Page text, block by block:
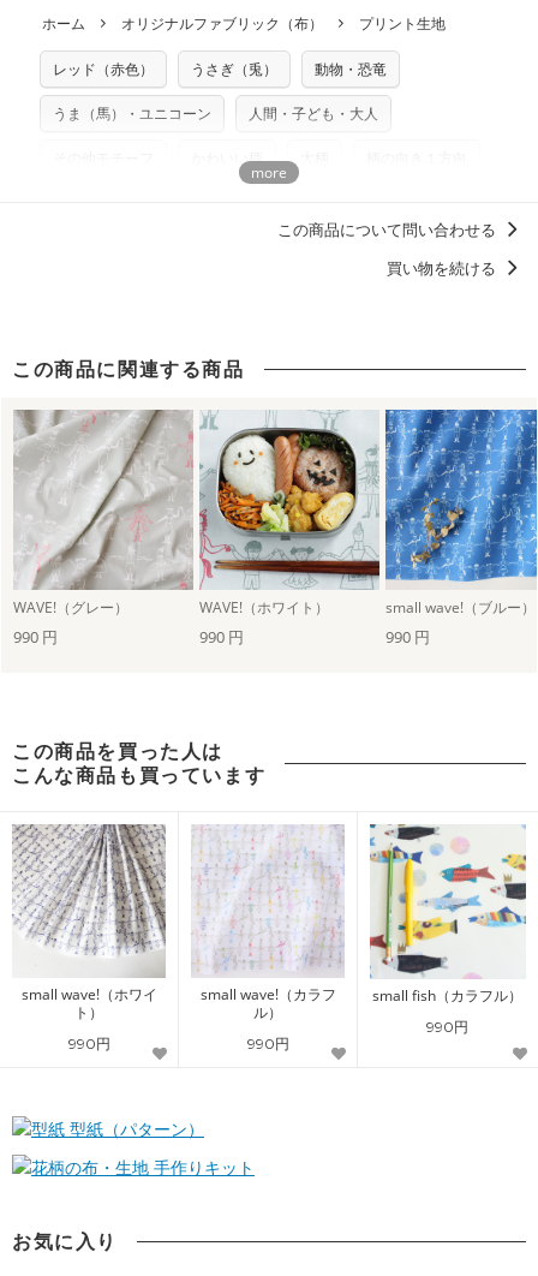
※カットを希望の方は備考欄に「50cmずつカット希望」など
ご記載ください（50cm単位でのカットのみ）
プリント布の仕様についてもっと詳しく見る
※配送日のご指定は承れません。出来上がり次第、順次発送
いませんのでご了承ください）
※有料型紙（ホームソーイング型紙シリーズ）および柄がえ
らべるキットに付属された型紙は商用利用できませんのでご
注意ください。型紙自体の転用・販売および型紙を使用して
商用利用についての詳細はこちら
ホーム オリジナルファブリック（布） プリント生地
レッド（赤色） うさぎ（兎） 動物・恐竜
うま（馬）・ユニコーン 人間・子ども・大人
かわいい柄
この商品について問い合わせる
買い物を続ける
この商品に関連する商品
WAVE!（グレー） WAVE!（ホワイト） small wave!（ブルー）
990 円 990 円 990 円
この商品を買った人は
こんな商品も買っています
small wave!（ホワイ
ト）
990円
small wave!（カラフ
ル）
990円
small fish（カラフル）
990円
型紙（パターン）
手作りキット
お気に入り